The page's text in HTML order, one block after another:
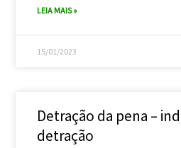
LEIA MAIS »
15/01/2023
Detração da pena –
detração